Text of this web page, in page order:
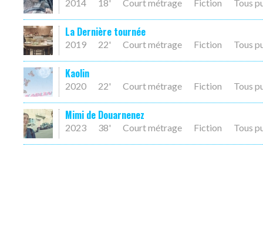
2014 18' Court métrage Fiction Tous
La Dernière tournée
2019 22' Court métrage Fiction Tous
Kaolin
2020 22' Court métrage Fiction Tous
Mimi de Douarnenez
2023 38' Court métrage Fiction Tous